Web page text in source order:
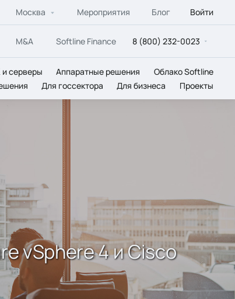
Москва Мероприятия Блог Войти
M&A Softline Finance 8 (800) 232-0023
и серверы Аппаратные решения
Облако Softline
Для госсектора Для бизнеса Проекты
vSphere 4 и Cisco